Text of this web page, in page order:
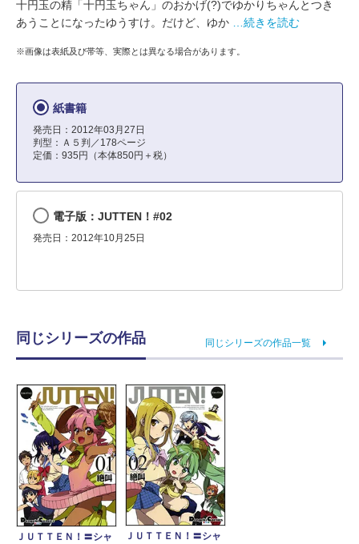
十円玉の精「十円玉ちゃん」のおかげ(?)でゆかりちゃんとつき
あうことになったゆうすけ。だけど、ゆか
…続きを読む
※画像は表紙及び帯等、実際とは異なる場合があります。
紙書籍
発売日：2012年03月27日
判型：Ａ５判／178ページ
定価：935円（本体850円＋税）
電子版：JUTTEN！#02
発売日：2012年10月25日
同じシリーズの作品 同じシリーズの作品一覧
ＪＵＴＴＥＮ！〓シャ
ＪＵＴＴＥＮ！〓シャ